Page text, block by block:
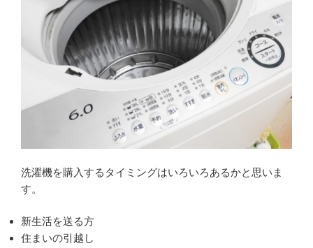
洗濯機を購入するタイミングはいろいろあるかと思いま
す。
新生活を送る方
住まいの引越し